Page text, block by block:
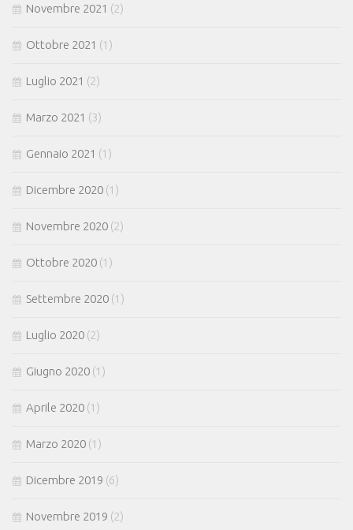
Novembre 2021 (2)
Ottobre 2021 (1)
Luglio 2021 (2)
Marzo 2021 (3)
Gennaio 2021 (1)
Dicembre 2020 (1)
Novembre 2020 (2)
Ottobre 2020 (1)
Settembre 2020 (1)
Luglio 2020 (2)
Giugno 2020 (1)
Aprile 2020 (1)
Marzo 2020 (1)
Dicembre 2019 (6)
Novembre 2019 (2)